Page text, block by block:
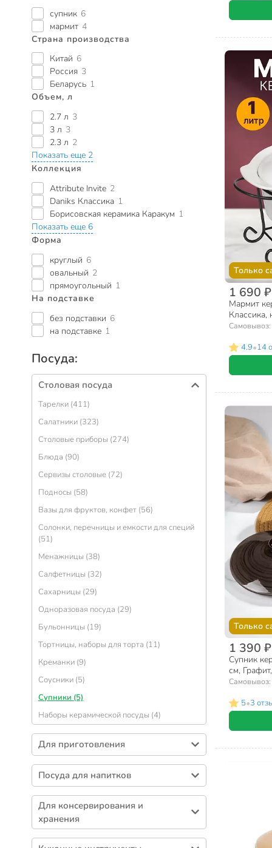
супник 6
мармит 4
Страна производства
Китай 6
Россия 3
Беларусь 1
Объем, л
2.7 л 3
3 л 3
2.3 л 2
Показать еще 2
Коллекция
Attribute Invite 2
Daniks Классика 1
Борисовская керамика Каракум 1
Показать еще 6
Форма
круглый 6
овальный 2
прямоугольный 1
На подставке
без подставки 6
на подставке 1
Посуда:
Столовая посуда
Тарелки (411)
Салатники (323)
Столовые приборы (274)
Блюда (90)
Сервизы столовые (72)
Подносы (58)
Вазы для фруктов, конфет (56)
Солонки, перечницы и емкости для специй
(51)
Менажницы (38)
Салфетницы (32)
Сахарницы (29)
Одноразовая посуда (29)
Бульонницы (19)
Тортницы, наборы для торта (11)
Креманки (9)
Соусники (5)
Супники (5)
Наборы керамической посуды (4)
Для приготовления
Кастрюли (432)
Сковороды (310)
Формы для выпечки (259)
Наборы посуды (113)
Посуда для напитков
Кружки (434)
Чайники (139)
Бокалы (134)
Для консервирования и
хранения
Контейнеры пищевые (217)
Только
1 690 ₽
Мармит
Классика,
Самовывоз:
4.9•14
Только
1 390 ₽
Супник
см,
Самовывоз:
5•3